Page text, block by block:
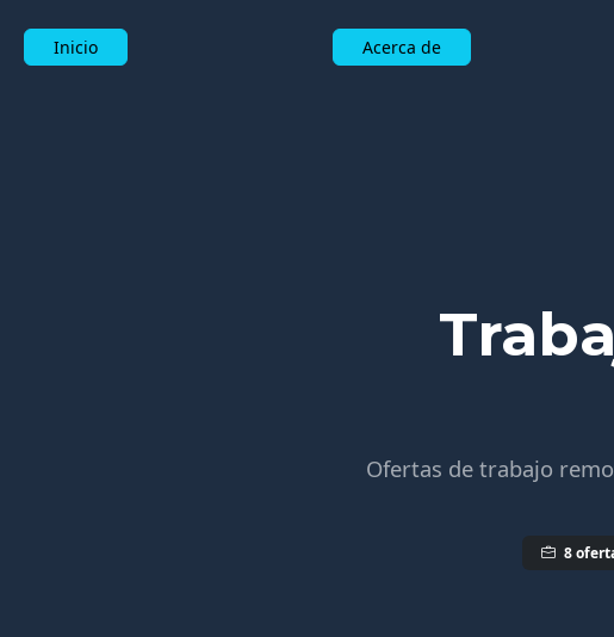
Inicio Acerca de
Ofertas de trabajo
8